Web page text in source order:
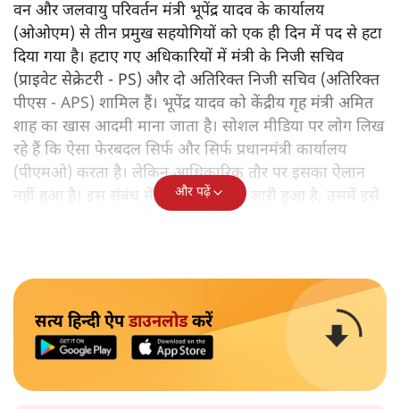
वन और जलवायु परिवर्तन मंत्री भूपेंद्र यादव के कार्यालय
(ओओएम) से तीन प्रमुख सहयोगियों को एक ही दिन में पद से हटा
दिया गया है। हटाए गए अधिकारियों में मंत्री के निजी सचिव
(प्राइवेट सेक्रेटरी - PS) और दो अतिरिक्त निजी सचिव (अतिरिक्त
पीएस - APS) शामिल हैं। भूपेंद्र यादव को केंद्रीय गृह मंत्री अमित
शाह का खास आदमी माना जाता है। सोशल मीडिया पर लोग लिख
रहे हैं कि ऐसा फेरबदल सिर्फ और सिर्फ प्रधानमंत्री कार्यालय
(पीएमओ) करता है। लेकिन आधिकारिक तौर पर इसका ऐलान
नहीं हुआ है। इस संबंध में जो सरकारी पत्र जारी हुआ है, उसमें इसे
और पढ़ें
सत्य हिन्दी ऐपडाउनलोडकरें